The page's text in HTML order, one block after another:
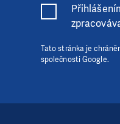
Tato stránka je
společnosti Google.